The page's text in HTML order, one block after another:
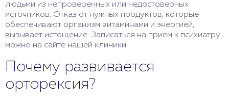
людьми из непроверенных или недостоверных
источников. Отказ от нужных продуктов, которые
обеспечивают организм витаминами и энергией,
вызывает истощение. Записаться на прием к психиатру
можно на сайте нашей клиники.
Почему развивается
орторексия?